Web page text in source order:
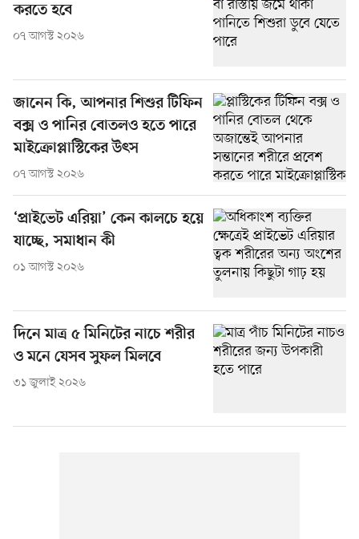
করতে হবে
০৭ আগস্ট ২০২৬
জানেন কি, আপনার শিশুর টিফিন
বক্স ও পানির বোতলও হতে পারে
মাইক্রোপ্লাস্টিকের উৎস
০৭ আগস্ট ২০২৬
‘প্রাইভেট এরিয়া’ কেন কালচে হয়ে
যাচ্ছে, সমাধান কী
০১ আগস্ট ২০২৬
দিনে মাত্র ৫ মিনিটের নাচে শরীর
ও মনে যেসব সুফল মিলবে
৩১ জুলাই ২০২৬